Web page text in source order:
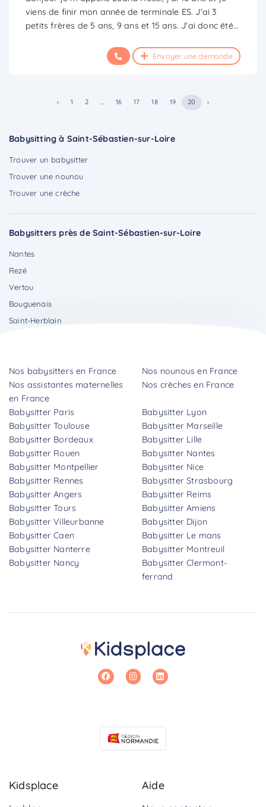
Babysitting à Saint-Sébastien-sur-Loire
Trouver un babysitter
Trouver une nounou
Trouver une crèche
Babysitters près de Saint-Sébastien-sur-Loire
Nantes
Rezé
Vertou
Bouguenais
Saint-Herblain
viens de finir mon année de terminale ES. J'ai 3
petits frères de 5 ans, 9 ans et 15 ans. J'ai donc été...
Envoyer une demande
‹ 1 2 ... 16 17 18 19 20 ›
Nos babysitters en France
Nos nounous en France
Nos assistantes maternelles
en France
Nos crèches en France
Babysitter Paris
Babysitter Lyon
Babysitter Toulouse
Babysitter Marseille
Babysitter Bordeaux
Babysitter Lille
Babysitter Rouen
Babysitter Nantes
Babysitter Montpellier
Babysitter Nice
Babysitter Rennes
Babysitter Strasbourg
Babysitter Angers
Babysitter Reims
Babysitter Tours
Babysitter Amiens
Babysitter Villeurbanne
Babysitter Dijon
Babysitter Caen
Babysitter Le mans
Babysitter Nanterre
Babysitter Montreuil
Babysitter Nancy
Babysitter Clermont-
ferrand
Kidsplace Aide